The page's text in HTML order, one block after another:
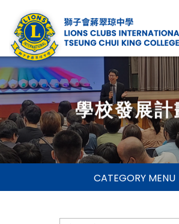
學校發展
CATEGORY MENU